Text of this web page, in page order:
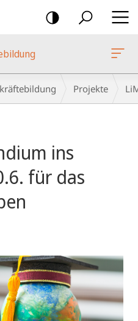
Projekte
ins
für das